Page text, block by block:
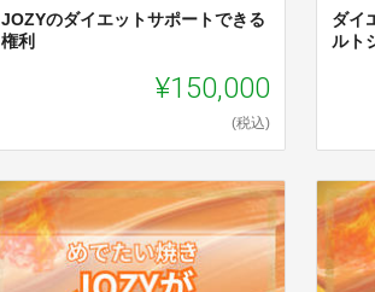
JOZYのダイエットサポートできる
権利
¥150,000
(税込)
ダイ
ルト